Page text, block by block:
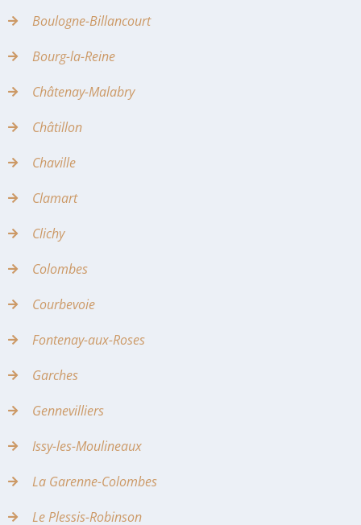
Boulogne-Billancourt
Bourg-la-Reine
Châtenay-Malabry
Châtillon
Chaville
Clamart
Clichy
Colombes
Courbevoie
Fontenay-aux-Roses
Garches
Gennevilliers
Issy-les-Moulineaux
La Garenne-Colombes
Le Plessis-Robinson